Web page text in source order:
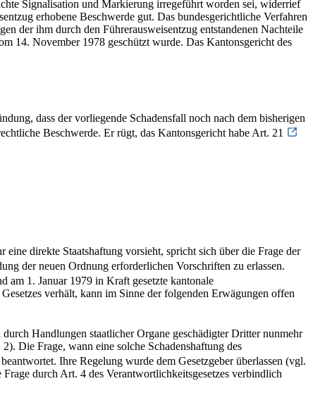
Signalisation und Markierung irregeführt worden sei, widerrief
erhobene Beschwerde gut. Das bundesgerichtliche Verfahren
der ihm durch den Führerausweisentzug entstandenen Nachteile
14. November 1978 geschützt wurde. Das Kantonsgericht des
dass der vorliegende Schadensfall noch nach dem bisherigen
Beschwerde. Er rügt, das Kantonsgericht habe Art. 21
direkte Staatshaftung vorsieht, spricht sich über die Frage der
der neuen Ordnung erforderlichen Vorschriften zu erlassen.
am 1. Januar 1979 in Kraft gesetzte kantonale
verhält, kann im Sinne der folgenden Erwägungen offen
Handlungen staatlicher Organe geschädigter Dritter nunmehr
Die Frage, wann eine solche Schadenshaftung des
Ihre Regelung wurde dem Gesetzgeber überlassen (vgl.
durch Art. 4 des Verantwortlichkeitsgesetzes verbindlich